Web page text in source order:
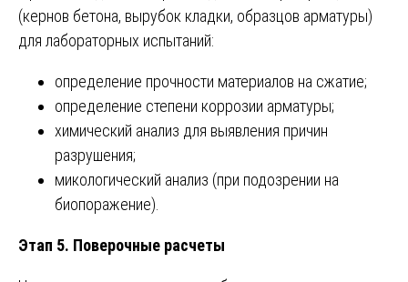
(кернов бетона, вырубок кладки, образцов арматуры)
для лабораторных испытаний:
определение прочности материалов на сжатие;
определение степени коррозии арматуры;
химический анализ для выявления причин
разрушения;
микологический анализ (при подозрении на
биопоражение).
Этап 5. Поверочные расчеты